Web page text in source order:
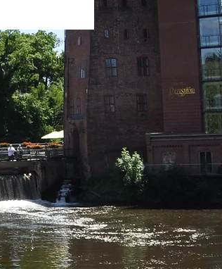
Datenschutz